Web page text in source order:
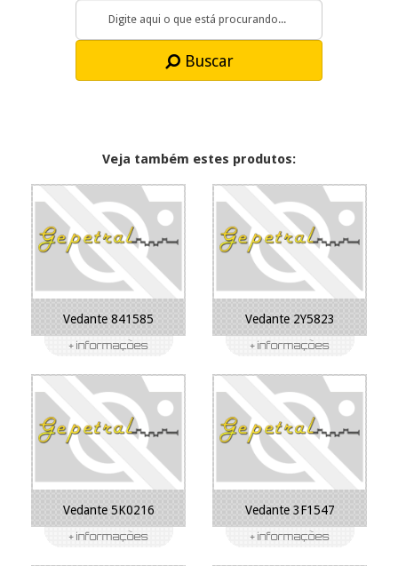
Buscar
Veja também estes produtos:
Vedante 841585 Vedante 2Y5823
Vedante 5K0216 Vedante 3F1547